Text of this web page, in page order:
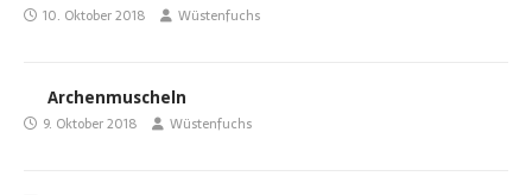
10. Oktober 2018 Wüstenfuchs
Archenmuscheln
9. Oktober 2018 Wüstenfuchs